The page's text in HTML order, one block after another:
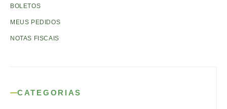
BOLETOS
MEUS PEDIDOS
NOTAS FISCAIS
CATEGORIAS